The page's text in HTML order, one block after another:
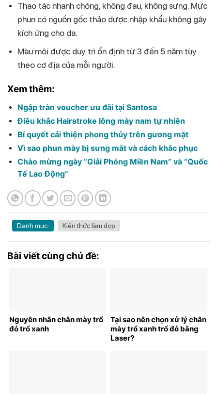
Thao tác nhanh chóng, không đau, không sưng. Mực
phun có nguồn gốc thảo dược nhập khẩu không gây
kích ứng cho da.
Màu môi được duy trì ổn định từ 3 đến 5 năm tùy
theo cơ địa của mỗi người.
Xem thêm:
Ngập tràn voucher ưu đãi tại Santosa
Điêu khắc Hairstroke lông mày nam tự nhiên
Bí quyết cải thiện phong thủy trên gương mặt
Vì sao phun mày bị sưng mắt và cách khắc phục
Chào mừng ngày “Giải Phóng Miền Nam” và “Quốc
Tế Lao Động”
Danh mục: Kiến thức làm đẹp
Bài viết cùng chủ đề:
Nguyên nhân chân mày trổ
đỏ trổ xanh
Tại sao nên chọn xử lý chân
mày trổ xanh trổ đỏ bằng
Laser?